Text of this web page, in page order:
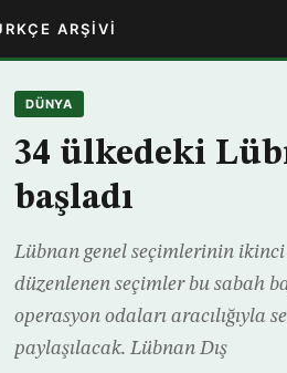
ARŞIVI
DÜNYA
34 ülkedeki
başladı
Lübnan genel seçimlerinin ikinci
düzenlenen seçimler bu sabah
operasyon odaları aracılığıyla
paylaşılacak. Lübnan Dış